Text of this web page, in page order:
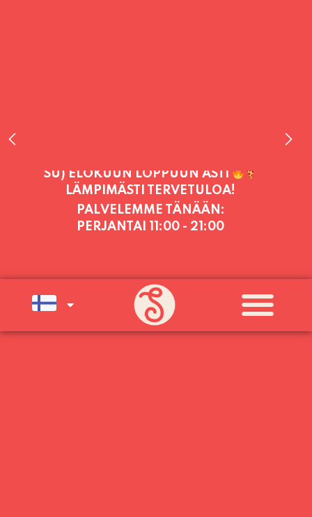
PALVELEMME TÄNÄÄN:
PERJANTAI 11:00 - 21:00
PALVELEMME PÄIVITTÄIN (MA-SU
AVOINNA VIIKONLOPPUISIN (PE-
SU) ELOKUUN LOPPUUN ASTI
LÄMPIMÄSTI TERVETULOA!